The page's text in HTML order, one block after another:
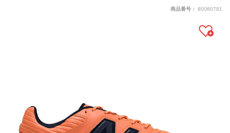
商品番号： 80080781